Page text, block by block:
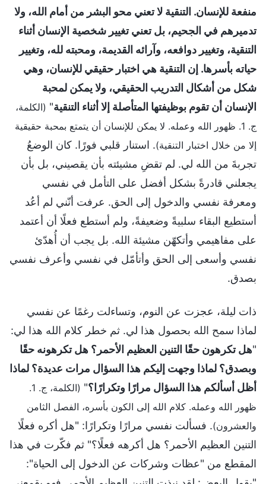
منفعة للإنسان. التنقية لا تعني محو البشر من أمام الله، ولا
تدميرهم في الجحيم، بل تعني تغيير شخصية الإنسان أثناء
التنقية، وتغيير دوافعه، وآرائه القديمة، ومحبته لله، وتغيير
حياته بأسرها. إن التنقية هي اختبار حقيقي للإنسان، وهي
شكل من أشكال التدريب الحقيقي، ولا يمكن لمحبة
الإنسان أن تقوم بوظيفتها المتأصلة إلا أثناء التنقية" (الكلمة،
ج. 1. ظهور الله وعمله. لا يمكن للإنسان أن يتمتع بمحبة حقيقية
إلا من خلال اختبار التنقية). استنار قلبي فورًا. كان الوضعُ
تجربةَ من الله لي. لم تقضِ مشيئته بأن يقصيني، بل بأن
يجعلني قادرةً بشكل أفضل على التأمل في نفسي
ومعرفة نفسي والدخول إلى الحق. عرفت أنّني لم أعُد
أستطيع البقاء سلبيةً وضعيفةً، ولم أستطع فعلًا أن أعتمد
على مفاهيمي وأتكهّن مشيئة الله. بل يجب أن أُهدّئ
نفسي وأسعى إلى الحق وأتأمّل في نفسي وأعرف نفسي
بصدق.
ذات ليلة، عجزت عن النوم، وتساءلت رغمًا عن نفسي
لماذا سمح الله بحصول هذا لي. ثم خطر كلام الله هذا لي:
"هل تكرهون حقًا التنين العظيم الأحمر؟ هل تكرهونه حقًا
وبصدق؟ لماذا وجهت إليكم هذا السؤال مرات عديدة؟ لماذا
أظل أسألكم هذا السؤال مرارًا وتكرارًا؟"
(الكلمة، ج. 1.
ظهور الله وعمله. كلام الله إلى الكون بأسره، الفصل الثامن
والعشرون). فسألت نفسي مرارًا وتكرارًا: "هل أكره فعلًا
التنين العظيم الأحمر؟ هل أكرهه فعلًا؟" ثم فكّرت في هذا
المقطع من "عظات وشركات عن الدخول إلى الحياة":